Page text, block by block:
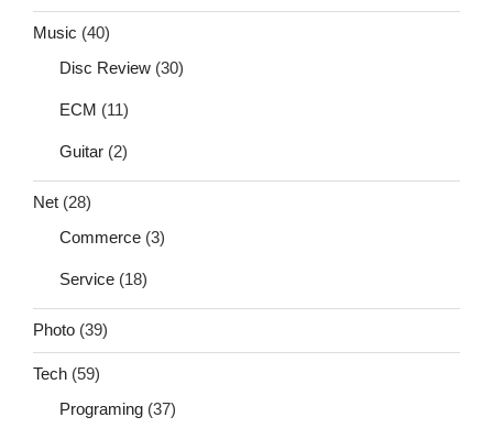
Music (40)
Disc Review (30)
ECM (11)
Guitar (2)
Net (28)
Commerce (3)
Service (18)
Photo (39)
Tech (59)
Programing (37)